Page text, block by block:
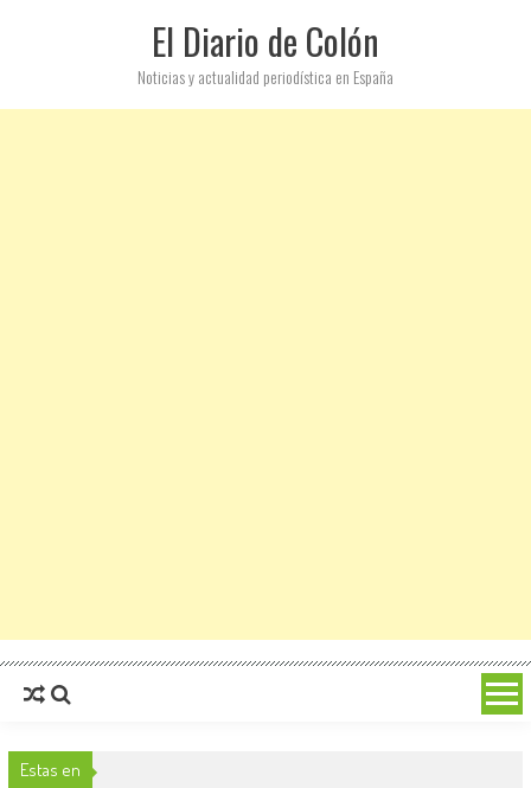
El Diario de Colón
Noticias y actualidad periodística en España
Estas en